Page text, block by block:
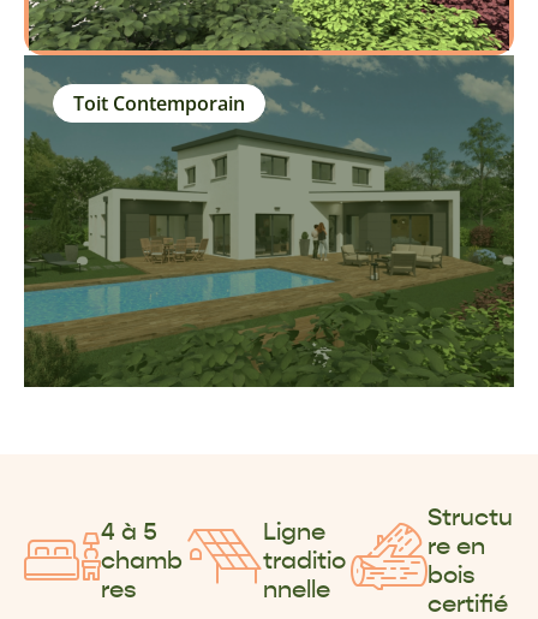
Toit Contemporain
4 à 5
chamb
res
Ligne
traditio
nnelle
Structu
re en
bois
certifié